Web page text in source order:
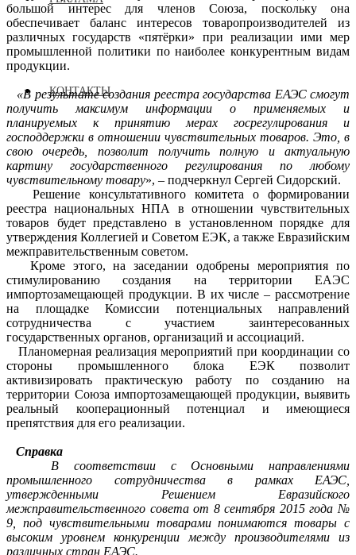
КОНТАКТЫ
большой интерес для членов Союза, поскольку она
обеспечивает баланс интересов товаропроизводителей из
различных государств «пятёрки» при реализации ими мер
промышленной политики по наиболее конкурентным видам
продукции.
«В результате создания реестра государства ЕАЭС смогут
получить максимум информации о применяемых и
планируемых к принятию мерах госрегулирования и
господдержки в отношении чувствительных товаров. Это, в
свою очередь, позволит получить полную и актуальную
картину государственного регулирования по любому
чувствительному товару», – подчеркнул Сергей Сидорский.
Решение консультативного комитета о формировании
реестра национальных НПА в отношении чувствительных
товаров будет представлено в установленном порядке для
утверждения Коллегией и Советом ЕЭК, а также Евразийским
межправительственным советом.
Кроме этого, на заседании одобрены мероприятия по
стимулированию создания на территории ЕАЭС
импортозамещающей продукции. В их числе – рассмотрение
на площадке Комиссии потенциальных направлений
сотрудничества с участием заинтересованных
государственных органов, организаций и ассоциаций.
Планомерная реализация мероприятий при координации со
стороны промышленного блока ЕЭК позволит
активизировать практическую работу по созданию на
территории Союза импортозамещающей продукции, выявить
реальный кооперационный потенциал и имеющиеся
препятствия для его реализации.
Справка
В соответствии с Основными направлениями
промышленного сотрудничества в рамках ЕАЭС,
утвержденными Решением Евразийского
межправительственного совета от 8 сентября 2015 года №
9, под чувствительными товарами понимаются товары с
высоким уровнем конкуренции между производителями из
различных стран ЕАЭС.